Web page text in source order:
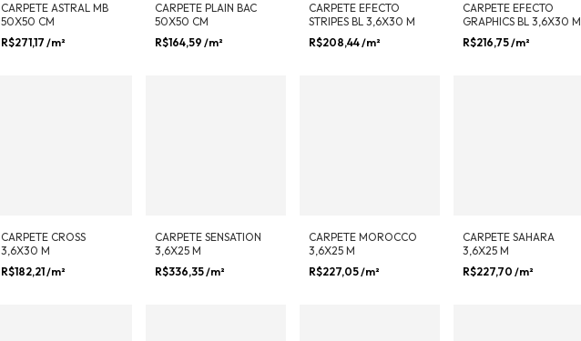
CARPETE ASTRAL MB
50X50 CM
R$271,17 /m²
CARPETE PLAIN BAC
50X50 CM
R$164,59 /m²
CARPETE EFECTO
STRIPES BL 3,6X30 M
R$208,44/m²
CARPETE EFECTO
GRAPHICS BL 3,6X30 M
R$216,75/m²
CARPETE CROSS
3,6X30 M
R$182,21/m²
CARPETE SENSATION
3,6X25 M
R$336,35/m²
CARPETE MOROCCO
3,6X25 M
R$227,05/m²
CARPETE SAHARA
3,6X25 M
R$227,70 /m²